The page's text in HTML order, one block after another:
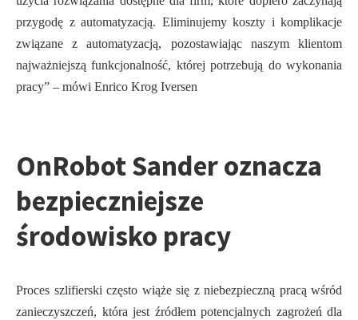
przygodę z automatyzacją. Eliminujemy koszty i komplikacje
związane z automatyzacją, pozostawiając naszym klientom
najważniejszą funkcjonalność, której potrzebują do wykonania
pracy” – mówi Enrico Krog Iversen
OnRobot Sander oznacza
bezpieczniejsze
środowisko pracy
Proces szlifierski często wiąże się z niebezpieczną pracą wśród
zanieczyszczeń, która jest źródłem potencjalnych zagrożeń dla